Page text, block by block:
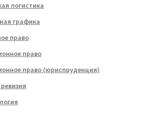
логистика
графика
право
право
право (юриспруденция)